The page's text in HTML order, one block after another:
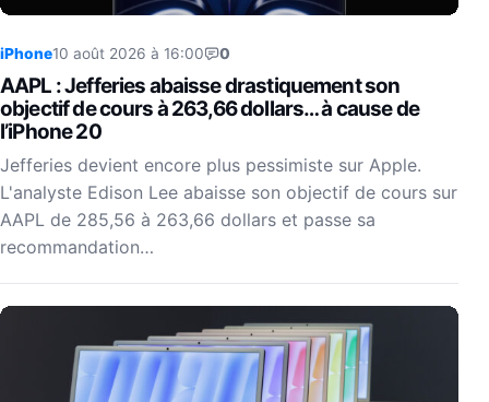
iPhone10 août 2026 à 16:00 0
AAPL : Jefferies abaisse drastiquement son
objectif de cours à 263,66 dollars… à cause de
l’iPhone 20
Jefferies devient encore plus pessimiste sur Apple.
L'analyste Edison Lee abaisse son objectif de cours sur
AAPL de 285,56 à 263,66 dollars et passe sa
recommandation…